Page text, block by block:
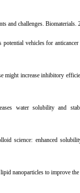
and challenges.
vehicles for
increase inhibitory
water solubility and
science: enhanced
nanoparticles to improve